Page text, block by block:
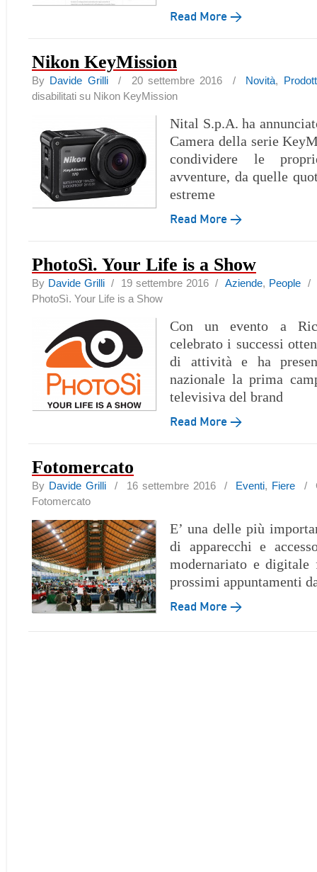
Read More →
Nikon KeyMission
By Davide Grilli/ 20 settembre 2016 / Novità,
disabilitati su Nikon KeyMission
Nital S.p.A. ha
Camera della serie
condividere le
avventure, da quelle
estreme
Read More →
PhotoSì. Your Life is a Show
By Davide Grilli/ 19 settembre 2016 /Aziende, People/
PhotoSì. Your Life is a Show
Con un evento a
celebrato i successi
di attività e ha
nazionale la prima
televisiva del brand
Read More →
Fotomercato
By Davide Grilli / 16 settembre 2016 / Eventi, Fiere /
Fotomercato
E’ una delle più
di apparecchi e
modernariato e
prossimi appuntamenti
Read More →